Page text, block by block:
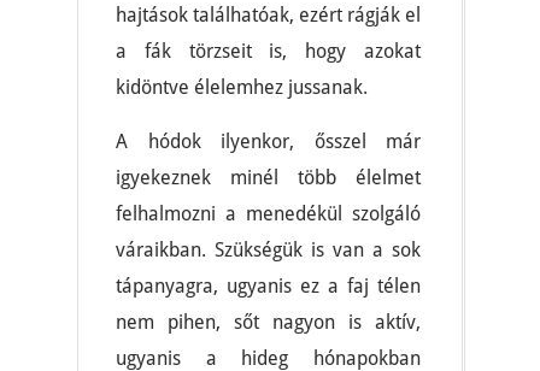
hajtások találhatóak, ezért rágják el
a fák törzseit is, hogy azokat
kidöntve élelemhez jussanak.
A hódok ilyenkor, ősszel már
igyekeznek minél több élelmet
felhalmozni a menedékül szolgáló
váraikban. Szükségük is van a sok
tápanyagra, ugyanis ez a faj télen
nem pihen, sőt nagyon is aktív,
ugyanis a hideg hónapokban